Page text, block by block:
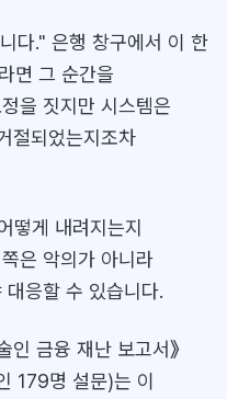
다." 은행 창구에서 이 한
면 그 순간을
을 짓지만 시스템은
절되었는지조차
떻게 내려지는지
은 악의가 아니라
응할 수 있습니다.
인 금융 재난 보고서》
179명 설문)는 이